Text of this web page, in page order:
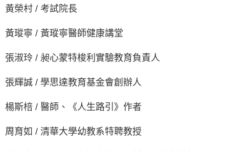
黃榮村 / 考試院長
黃瑽寧 / 黃瑽寧醫師健康講堂
張淑玲 / 昶心蒙特梭利實驗教育負責人
張輝誠 / 學思達教育基金會創辦人
楊斯棓 / 醫師、《人生路引》作者
周育如 / 清華大學幼教系特聘教授